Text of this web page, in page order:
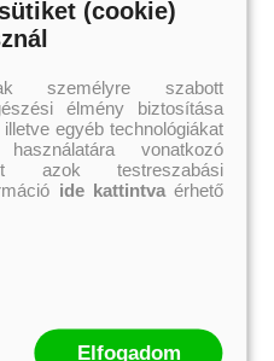
3.)
Flames – Ezüst
és rózsák
kiadás! -
Tolvajok és a káosz
(Várok rád 6.)
Jennifer L. Armentrout
40.
A Queen of Thieves
Tolvajok és a káosz
(Sors és tűz 3.)
Különleges
Csukás István
ár:2 099 Ft
Kosárba
(cookie)
személyre szabott
élmény biztosítása
egyéb technológiákat
vonatkozó
azok testreszabási
ide kattintvaérhető
Elfogadom